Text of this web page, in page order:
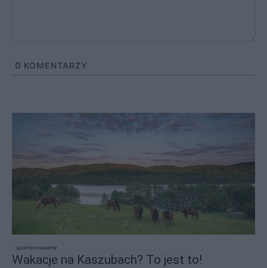
0 KOMENTARZY
sponsorowane
Wakacje na Kaszubach? To jest to!